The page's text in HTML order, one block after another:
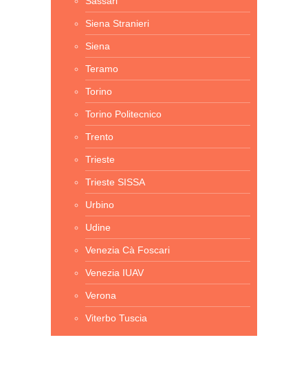
Siena Stranieri
Siena
Teramo
Torino
Torino Politecnico
Trento
Trieste
Trieste SISSA
Urbino
Udine
Venezia Cà Foscari
Venezia IUAV
Verona
Viterbo Tuscia